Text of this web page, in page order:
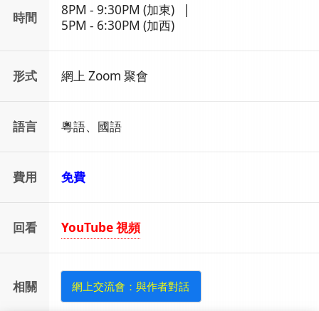
時間
8PM - 9:30PM (加東) |
5PM - 6:30PM (加西)
形式 網上 Zoom 聚會
語言 粵語、國語
費用 免費
回看 YouTube 視頻
相關 網上交流會：與作者對話